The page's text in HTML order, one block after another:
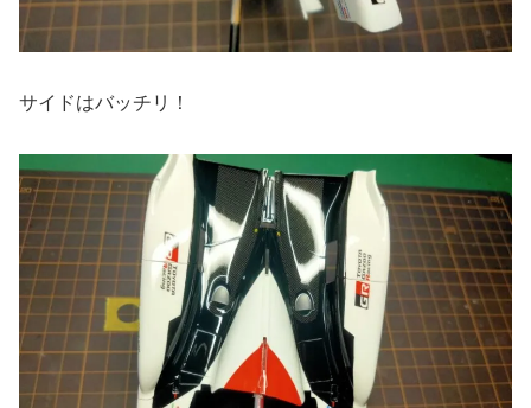
サイドはバッチリ！